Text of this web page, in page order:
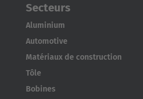
Secteurs
Aluminium
Automotive
Matériaux de construction
Tôle
Bobines